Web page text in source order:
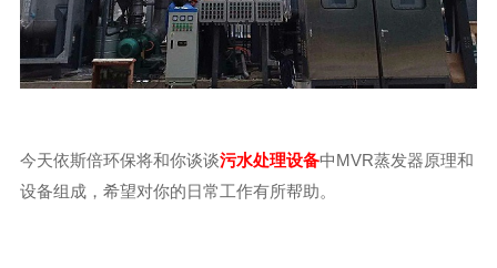
今天依斯倍环保将和你谈谈污水处理设备中MVR蒸发器原理和
设备组成，希望对你的日常工作有所帮助。